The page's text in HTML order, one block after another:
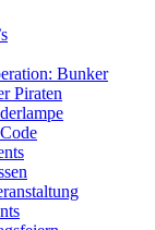
Bunker
Piraten